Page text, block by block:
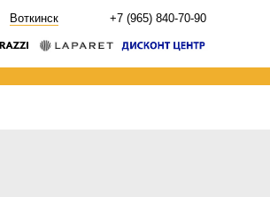
+7 (965) 840-70-90
Воткинск